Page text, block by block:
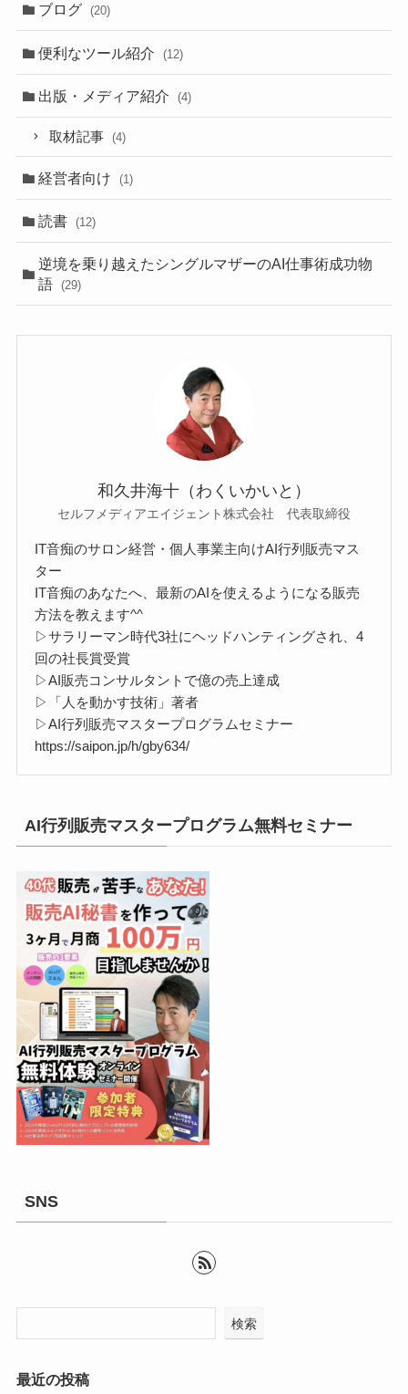
ブログ (20)
便利なツール紹介 (12)
出版・メディア紹介 (4)
取材記事 (4)
経営者向け (1)
読書 (12)
逆境を乗り越えたシングルマザーのAI仕事術成功物
語
(29)
和久井海十（わくいかいと）
セルフメディアエイジェント株式会社 代表取締役
IT音痴のサロン経営・個人事業主向けAI行列販売マス
ター
IT音痴のあなたへ、最新のAIを使えるようになる販売
方法を教えます^^
▷サラリーマン時代3社にヘッドハンティングされ、4
回の社長賞受賞
▷AI販売コンサルタントで億の売上達成
▷「人を動かす技術」著者
▷AI行列販売マスタープログラムセミナー
https://saipon.jp/h/gby634/
AI行列販売マスタープログラム無料セミナー
SNS
検索
最近の投稿